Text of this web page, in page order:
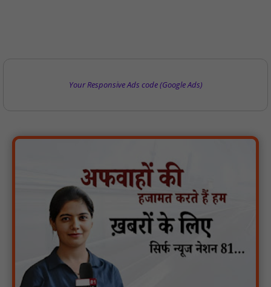
Your Responsive Ads code (Google Ads)
पारस पोर्टल से होगी योजनाओं की नियमित समीक्षा, मुख्यमंत्री विष्णुदेव साय ने
दिए समयबद्ध क्रियान्वयन के निर्देश : NN81
सोलर हाई मास्ट से रोशन हो रहे वनांचल के गांव, नियद नेल्लानार ग्रामों में बढ़ी
सुरक्षा और सुविधा : NN81